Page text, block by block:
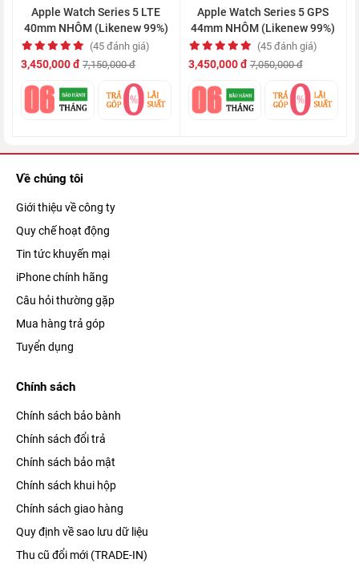
Tính năng này hoạt động bằng cách phát ra âm thanh cảnh báo
nếu nó phát hiện người đeo vừa bị ngã, đồng thời trên màn
Nếu đồng hồ không phát hiện bất kỳ chuyển động nào từ người
đeo sau một khoảng thời gian nhất định, nó sẽ tự động liên hệ
với các dịch vụ cấp cứu và gọi cho các số điện thoại liên lạc
khẩn cấp mà người dùng đã cài đặt trước đó để xin trợ giúp.
Apple Watch Series 5 LTE
40mm NHÔM (Likenew 99%)
(45 đánh giá)
3,450,000 đ 7,150,000 đ
Apple Watch Series 5 GPS
44mm NHÔM (Likenew 99%)
(45 đánh giá)
3,450,000 đ 7,050,000 đ
Về chúng tôi
Giới thiệu về công ty
Quy chế hoạt động
Tin tức khuyến mại
iPhone chính hãng
Câu hỏi thường gặp
Mua hàng trả góp
Tuyển dụng
Chính sách
Chính sách bảo bành
Chính sách đổi trả
Chính sách bảo mật
Chính sách khui hộp
Chính sách giao hàng
Quy định về sao lưu dữ liệu
Thu cũ đổi mới (TRADE-IN)